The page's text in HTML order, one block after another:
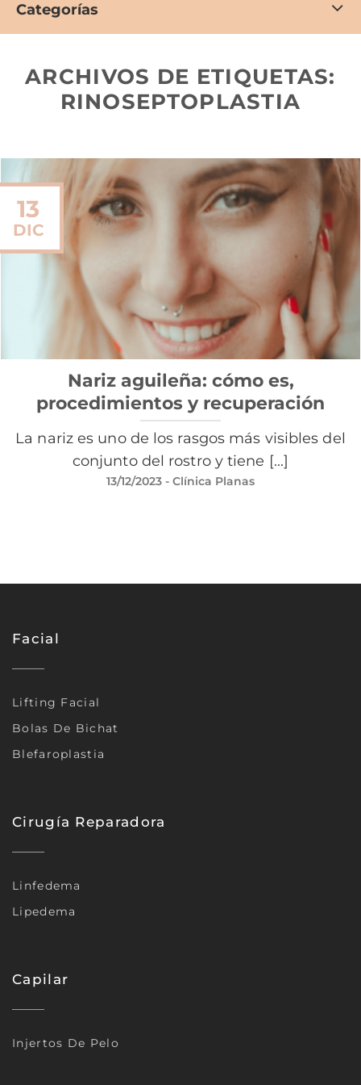
Categorías
ARCHIVOS DE ETIQUETAS:
RINOSEPTOPLASTIA
Nariz aguileña: cómo es,
procedimientos y recuperación
La nariz es uno de los rasgos más visibles del
conjunto del rostro y tiene [...]
13/12/2023 - Clínica Planas
13
DIC
Facial
Lifting Facial
Bolas De Bichat
Blefaroplastia
Cirugía Reparadora
Linfedema
Lipedema
Capilar
Injertos De Pelo